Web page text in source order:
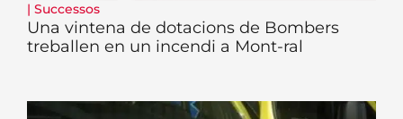
| Successos
Una vintena de dotacions de Bombers
treballen en un incendi a Mont-ral